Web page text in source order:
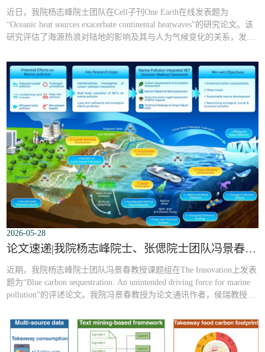
近日，我院杨志峰院士团队在Cell子刊One Earth在线发表题为
“Oceanic heat sources exacerbate continental heatwaves”的研究论文。该
研究评估了海源热浪对陆地的影响及其与人为气候变化的关系，发现
43%的沿海地区热浪实际上起源于海洋上空，人类活动大幅增加了这
类“登陆热浪”的发生概率，未来海源热浪的登陆风险将进一步加剧。
广东工业大学生态环境与海洋学院为...
2026-05-28
论文速递|我院杨志峰院士、张偲院士团队冯景春教授课题组The Innovation最新评述论文：蓝碳干预的环境联动效应
近期，我院杨志峰院士团队冯景春教授课题组在The Innovation上发表
题为“Blue carbon sequestration: An unintended driving force for marine
pollution”的评述论文。我院冯景春教授为论文通讯作者，侯瑞教授为
解决方案如何重塑污染格局？【成果简介】：海洋是地球系统最大的
活跃碳库。基于海洋的负排放技术正加速推进，人类活动正以前所未
有的深度和广度介入海...